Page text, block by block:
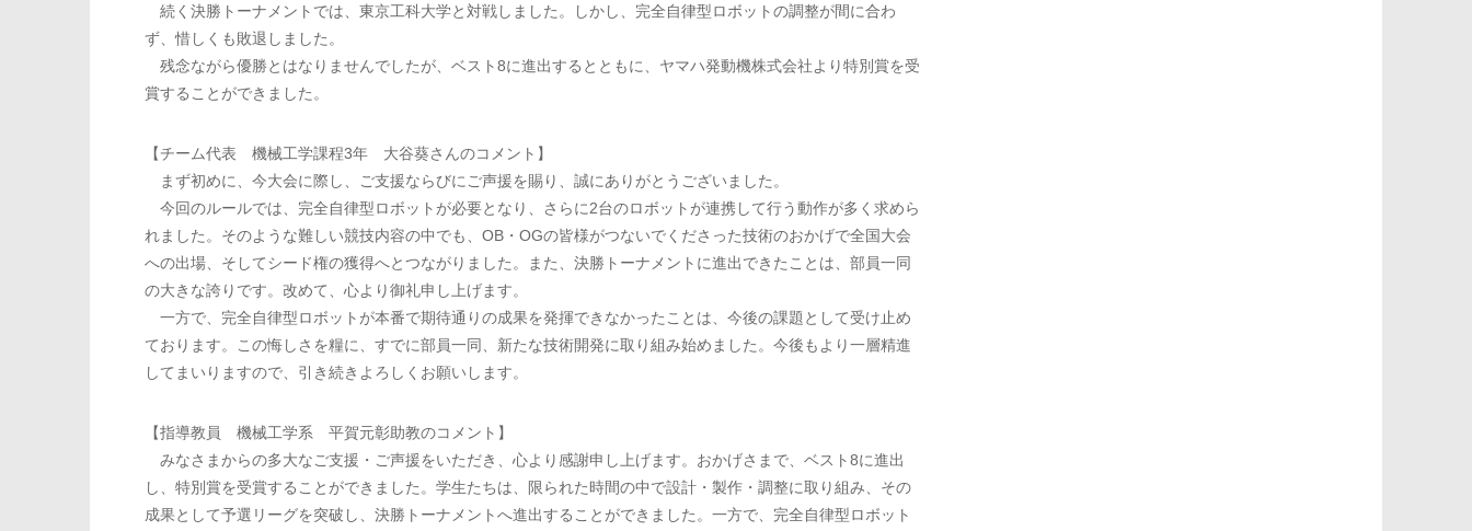
続く決勝トーナメントでは、東京工科大学と対戦しました。しかし、完全自律型ロボットの調整が間に合わ
ず、惜しくも敗退しました。
残念ながら優勝とはなりませんでしたが、ベスト8に進出するとともに、ヤマハ発動機株式会社より特別賞を受
賞することができました。
【チーム代表 機械工学課程3年 大谷葵さんのコメント】
まず初めに、今大会に際し、ご支援ならびにご声援を賜り、誠にありがとうございました。
今回のルールでは、完全自律型ロボットが必要となり、さらに2台のロボットが連携して行う動作が多く求めら
れました。そのような難しい競技内容の中でも、OB・OGの皆様がつないでくださった技術のおかげで全国大会
への出場、そしてシード権の獲得へとつながりました。また、決勝トーナメントに進出できたことは、部員一同
の大きな誇りです。改めて、心より御礼申し上げます。
一方で、完全自律型ロボットが本番で期待通りの成果を発揮できなかったことは、今後の課題として受け止め
ております。この悔しさを糧に、すでに部員一同、新たな技術開発に取り組み始めました。今後もより一層精進
してまいりますので、引き続きよろしくお願いします。
【指導教員 機械工学系 平賀元彰助教のコメント】
みなさまからの多大なご支援・ご声援をいただき、心より感謝申し上げます。おかげさまで、ベスト8に進出
し、特別賞を受賞することができました。学生たちは、限られた時間の中で設計・製作・調整に取り組み、その
成果として予選リーグを突破し、決勝トーナメントへ進出することができました。一方で、完全自律型ロボット